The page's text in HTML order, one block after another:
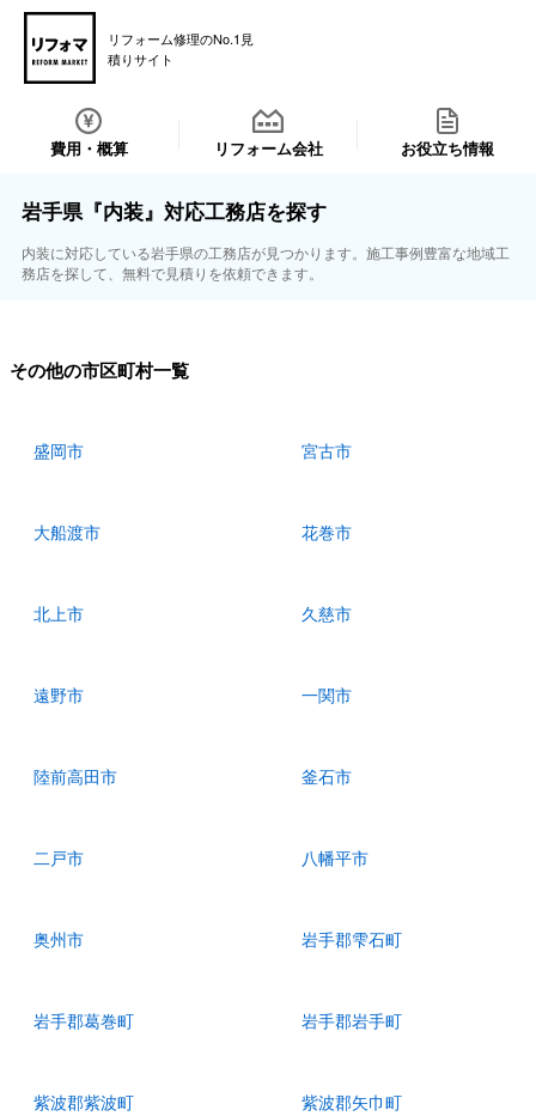
リフォーム修理のNo.1見
積りサイト
費用・概算 リフォーム会社 お役立ち情報
岩手県『内装』対応工務店を探す
内装に対応している岩手県の工務店が見つかります。施工事例豊富な地域工
務店を探して、無料で見積りを依頼できます。
その他の市区町村一覧
盛岡市 宮古市
大船渡市 花巻市
北上市 久慈市
遠野市 一関市
陸前高田市 釜石市
二戸市 八幡平市
奥州市 岩手郡雫石町
岩手郡葛巻町 岩手郡岩手町
紫波郡紫波町 紫波郡矢巾町